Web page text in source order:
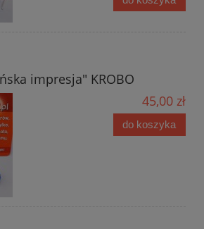
impresja" KROBO
45,00 zł
do koszyka